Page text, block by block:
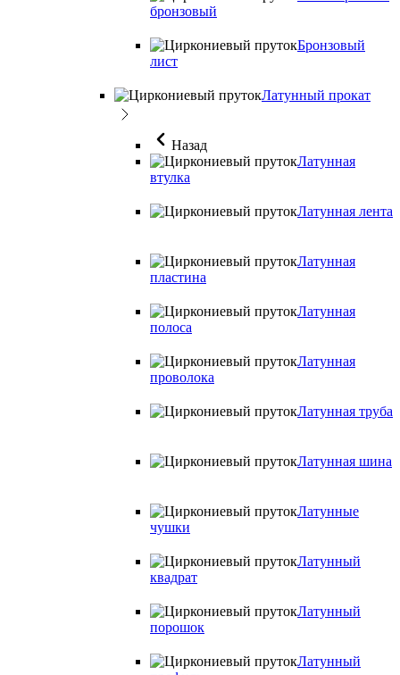
бронзовый
Бронзовый
лист
Латунный прокат
Назад
Латунная
втулка
Латунная лента
Латунная
пластина
Латунная
полоса
Латунная
проволока
Латунная труба
Латунная шина
Латунные
чушки
Латунный
квадрат
Латунный
порошок
Латунный